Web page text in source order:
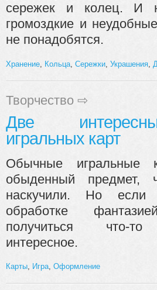
сережек и колец. И
громоздкие и
не понадобятся.
Хранение Кольца Сережки Украшения
Творчество ⇨
Две
игральных карт
Обычные игральные
обыденный предмет,
наскучили. Но если
обработке
получиться что-то
интересное.
Карты, Игра, Оформление